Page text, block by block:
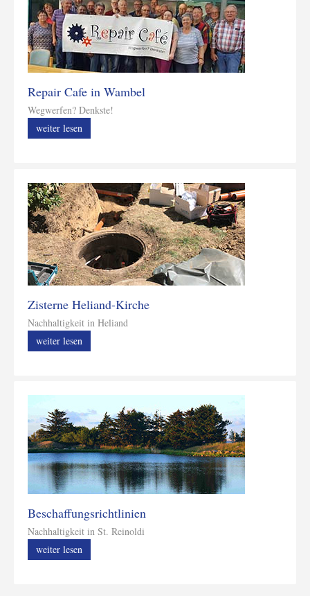
Repair Cafe in Wambel
Wegwerfen? Denkste!
weiter lesen
Zisterne Heliand-Kirche
Nachhaltigkeit in Heliand
weiter lesen
Beschaffungsrichtlinien
Nachhaltigkeit in St. Reinoldi
weiter lesen